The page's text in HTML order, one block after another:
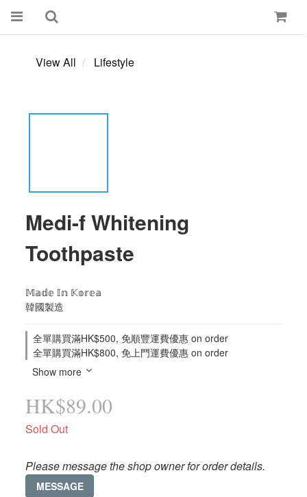
View All Lifestyle
Medi-f Whitening
Toothpaste
𝕄𝕒𝕕𝕖 𝕀𝕟 𝕂𝕠𝕣𝕖𝕒
韓國製造
全單購買滿HK$500, 免順豐運費優惠 on order
全單購買滿HK$800, 免上門運費優惠 on order
Show more
HK$89.00
Sold Out
Please message the shop owner for order details.
MESSAGE